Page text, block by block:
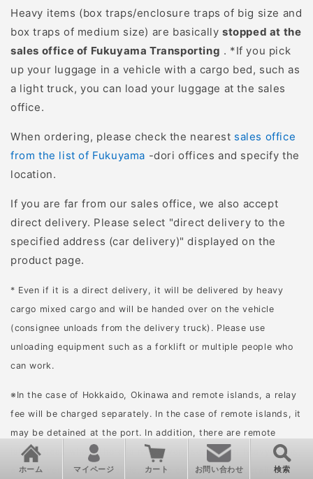
バチの巣箱作りのワーク
ショップを開催しまし
た。このワークショップ
をきっかけに、参加者の
皆さんと交流も深まり、
に企画したりしていま
す。 ②椎茸の駒打ち体験
ボ企画だったこともあ
り、たくさんの子どもた
ちが参加してくれまし
栽培されている方のご厚
意により、椎茸の収穫体
験も行うことができ、参
加した子どもたちは夢中
③森の階段作り 丸太を使
って、森に階段を作りま
した。現在は、イノシシ
によって壊されてしまっ
たところがあるため、こ
Heavy items (box traps/enclosure traps of big size and
box traps of medium size) are basicallystopped at the
sales office of Fukuyama Transporting . *If you pick
up your luggage in a vehicle with a cargo bed, such as
a light truck, you can load your luggage at the sales
office.
When ordering, please check the nearest sales office
from the list of Fukuyama -dori offices and specify the
location.
If you are far from our sales office, we also accept
direct delivery. Please select "direct delivery to the
specified address (car delivery)" displayed on the
product page.
* Even if it is a direct delivery, it will be delivered by heavy
cargo mixed cargo and will be handed over on the vehicle
(consignee unloads from the delivery truck). Please use
unloading equipment such as a forklift or multiple people who
can work.
※In the case of Hokkaido, Okinawa and remote islands, a relay
fee will be charged separately. In the case of remote islands, it
may be detained at the port. In addition, there are remote
island areas where there is no delivery service for heavy items,
and delivery is not possible. Please contact us for details.
ホーム マイページ カート お問い合わせ 検索